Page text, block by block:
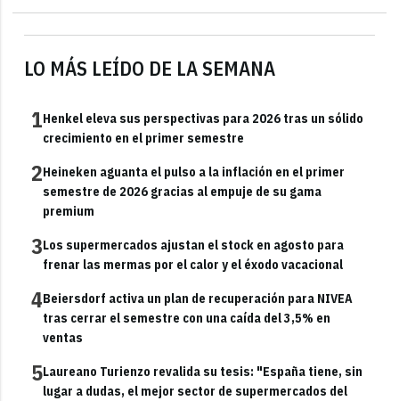
LO MÁS LEÍDO DE LA SEMANA
1Henkel eleva sus perspectivas para 2026 tras un sólido
crecimiento en el primer semestre
2Heineken aguanta el pulso a la inflación en el primer
semestre de 2026 gracias al empuje de su gama
premium
3Los supermercados ajustan el stock en agosto para
frenar las mermas por el calor y el éxodo vacacional
4Beiersdorf activa un plan de recuperación para NIVEA
tras cerrar el semestre con una caída del 3,5% en
ventas
5Laureano Turienzo revalida su tesis: "España tiene, sin
lugar a dudas, el mejor sector de supermercados del